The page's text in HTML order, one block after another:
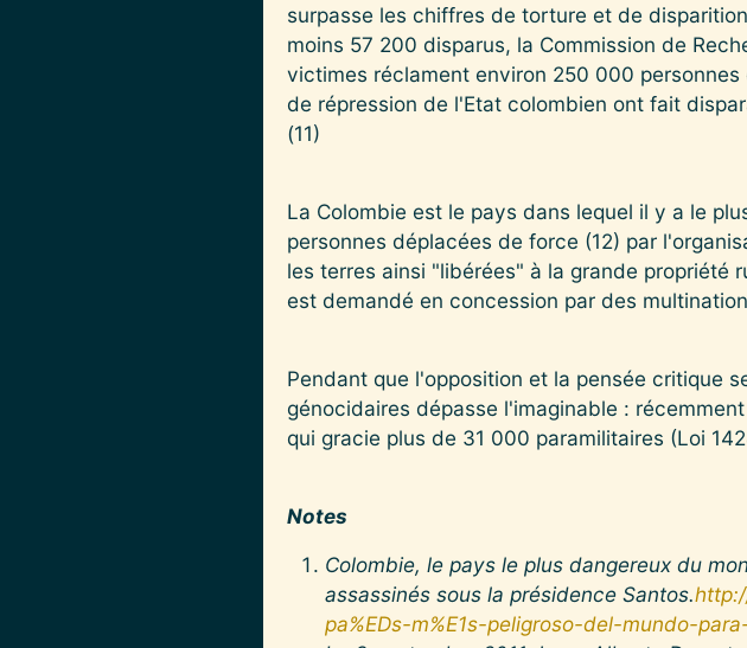
surpasse les chiffres de torture et de
moins 57 200 disparus, la Commission de
victimes réclament environ 250 000
de répression de l'Etat colombien ont fait
(11)
La Colombie est le pays dans lequel il y a le
personnes déplacées de force (12) par
les terres ainsi "libérées" à la grande propriété
est demandé en concession par des
Pendant que l'opposition et la pensée critique
génocidaires dépasse l'imaginable :
qui gracie plus de 31 000 paramilitaires (Loi
Notes
Colombie, le pays le plus dangereux du
assassinés sous la présidence Santos.
pa%EDs-m%E1s-peligroso-del-mundo-